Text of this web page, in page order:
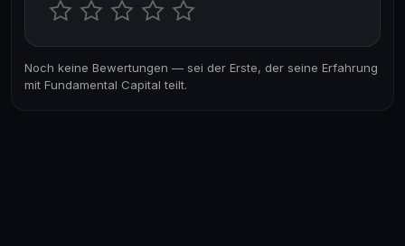
Noch keine Bewertungen — sei der Erste, der seine Erfahrung
mit Fundamental Capital teilt.